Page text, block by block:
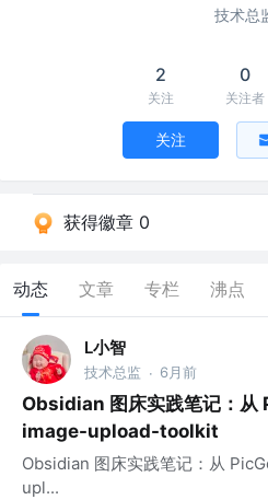
技术总
2
关注
0
关注者
关注
获得徽章 0
动态 文章 专栏 沸点
L小智
技术总监 · 6月前
Obsidian 图床实践笔记：
image-upload-toolkit
Obsidian 图床实践笔记：从
upl...